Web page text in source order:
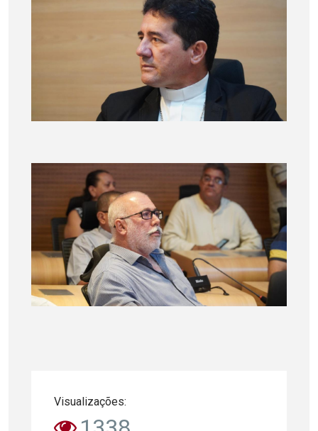
Visualizações: